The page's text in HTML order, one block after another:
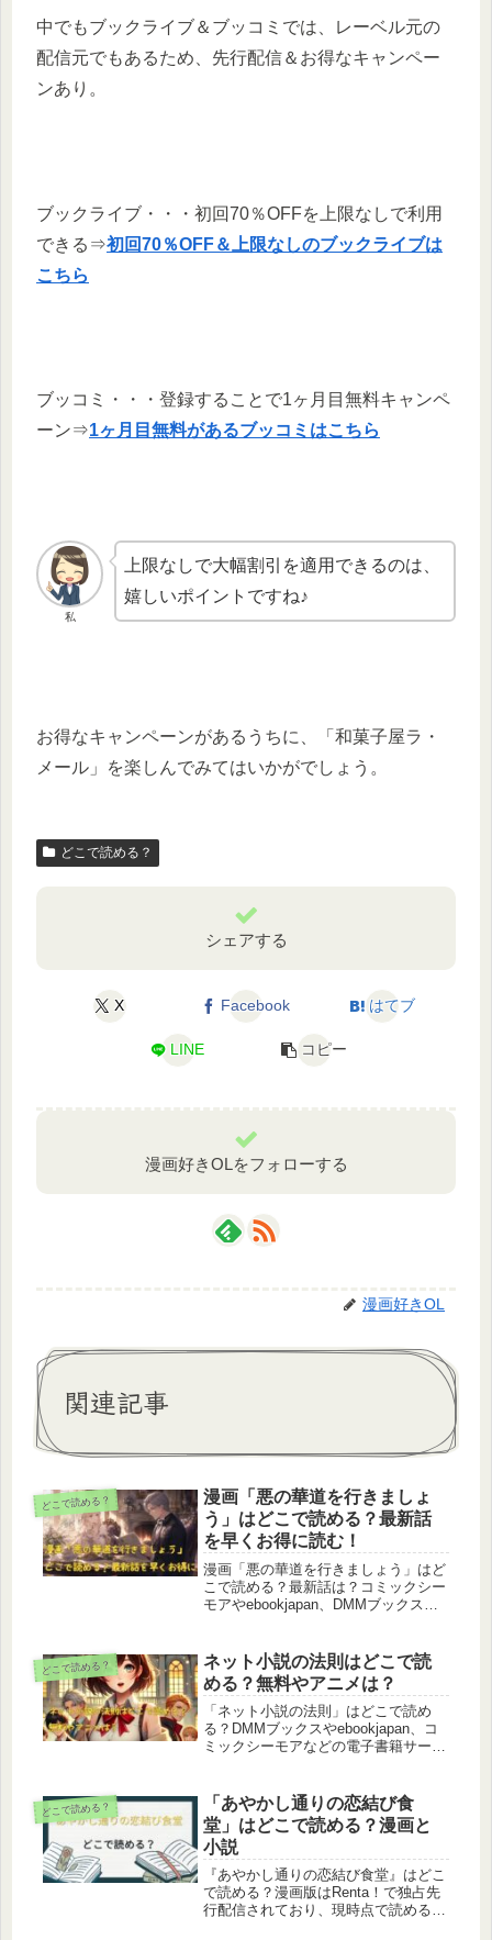
中でもブックライブ＆ブッコミでは、レーベル元の
配信元でもあるため、先行配信＆お得なキャンペー
ンあり。
ブックライブ・・・初回70％OFFを上限なしで利用
できる⇒初回70％OFF＆上限なしのブックライブは
こちら
ブッコミ・・・登録することで1ヶ月目無料キャンペ
ーン⇒1ヶ月目無料があるブッコミはこちら
私
上限なしで大幅割引を適用できるのは、
嬉しいポイントですね♪
お得なキャンペーンがあるうちに、「和菓子屋ラ・
メール」を楽しんでみてはいかがでしょう。
どこで読める？
シェアする
X Facebook はてブ
LINE コピー
漫画好きOLをフォローする
漫画好きOL
関連記事
どこで読める？
漫画「悪の華道を行きましょ
う」はどこで読める？最新話
を早くお得に読む！
漫画「悪の華道を行きましょう」はど
こで読める？最新話は？コミックシー
モアやebookjapan、DMMブックス、
原作小説の有無、アニメ化情報、7巻
発売日、完結状況までわかりやすくま
とめています。購入前に知りたい情報
を網羅した完全ガイドです。
どこで読める？
ネット小説の法則はどこで読
める？無料やアニメは？
「ネット小説の法則」はどこで読め
る？DMMブックスやebookjapan、コ
ミックシーモアなどの電子書籍サービ
全に楽しむコツも紹介します！
どこで読める？
「あやかし通りの恋結び食
堂」はどこで読める？漫画と
小説
『あやかし通りの恋結び食堂』はどこ
で読める？漫画版はRenta！で独占先
行配信されており、現時点で読める電